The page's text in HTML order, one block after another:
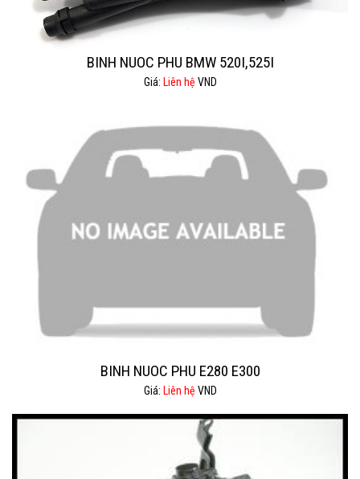
BINH NUOC PHU BMW 520I,525I
Giá: Liên hệ VND
BINH NUOC PHU E280 E300
Giá: Liên hệ VND